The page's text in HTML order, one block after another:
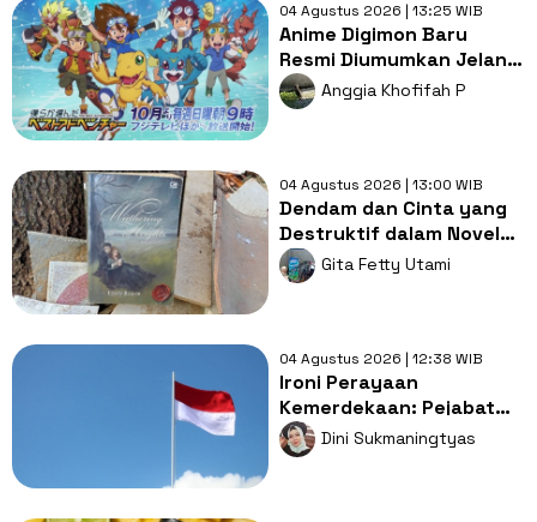
04 Agustus 2026 | 13:25 WIB
Anime Digimon Baru
Resmi Diumumkan Jelang
Anniversary ke-30,
Tayang 2027
Anggia Khofifah P
04 Agustus 2026 | 13:00 WIB
Dendam dan Cinta yang
Destruktif dalam Novel
Wuthering Heights
Gita Fetty Utami
04 Agustus 2026 | 12:38 WIB
Ironi Perayaan
Kemerdekaan: Pejabat
Pakai Anggaran, Warga
Bayar Patungan
Dini Sukmaningtyas